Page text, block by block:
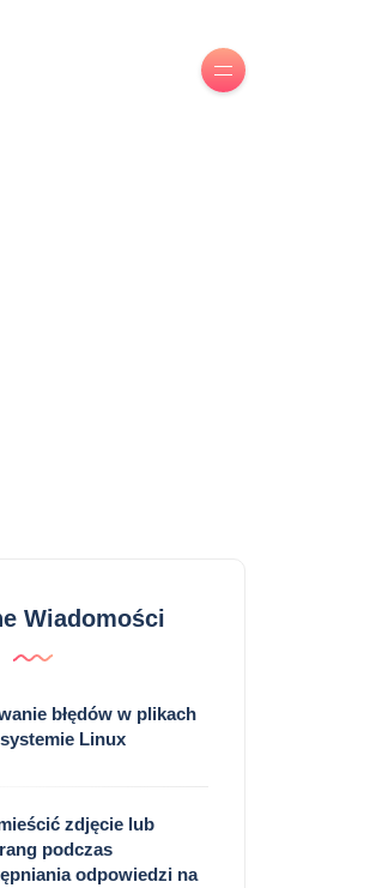
Wiadomości
błędów w plikach
Linux
zdjęcie lub
podczas
odpowiedzi na